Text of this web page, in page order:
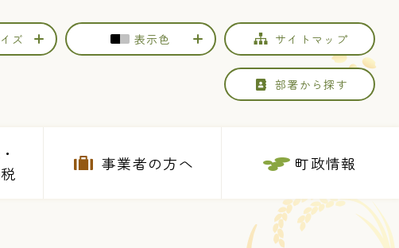
ズ 表示色 サイトマップ
部署から探す
事業者の方へ 町政情報